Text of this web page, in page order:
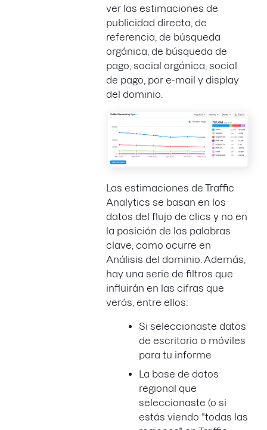
ver las estimaciones de
publicidad directa, de
referencia, de búsqueda
orgánica, de búsqueda de
pago, social orgánica, social
de pago, por e-mail y display
del dominio.
Las estimaciones de Traffic
Analytics se basan en los
datos del flujo de clics y no en
la posición de las palabras
clave, como ocurre en
Análisis del dominio. Además,
hay una serie de filtros que
influirán en las cifras que
verás, entre ellos:
Si seleccionaste datos
de escritorio o móviles
para tu informe
La base de datos
regional que
seleccionaste (o si
estás viendo "todas las